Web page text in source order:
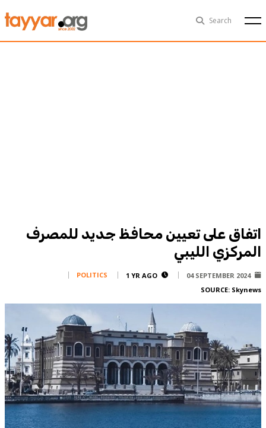
Search
Thu, Aug 6th 29°C
Services
Horoscope
Polls
Jobs
Writers
اتفاق على تعيين محافظ جديد للمصرف
المركزي الليبي
04 SEPTEMBER 2024
1 YR AGO
POLITICS
SOURCE: Skynews